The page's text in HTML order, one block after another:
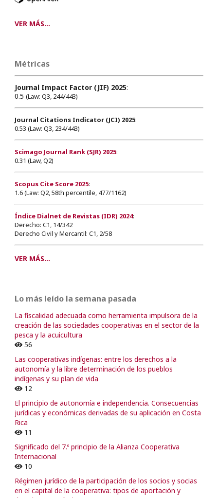
VER MÁS...
Métricas
Journal Impact Factor (JIF) 2025:
0.5 (Law: Q3, 244/443)
Journal Citations Indicator (JCI) 2025:
0.53 (Law: Q3, 234/443)
Scimago Journal Rank (SJR) 2025:
0.31 (Law, Q2)
Scopus Cite Score 2025:
1.6 (Law: Q2, 58th percentile, 477/1162)
Índice Dialnet de Revistas (IDR) 2024:
Derecho: C1, 14/342
Derecho Civil y Mercantil: C1, 2/58
VER MÁS...
Lo más leído la semana pasada
La fiscalidad adecuada como herramienta impulsora de la
creación de las sociedades cooperativas en el sector de la
pesca y la acuicultura
56
Las cooperativas indígenas: entre los derechos a la
autonomía y la libre determinación de los pueblos
indígenas y su plan de vida
12
El principio de autonomía e independencia. Consecuencias
jurídicas y económicas derivadas de su aplicación en Costa
Rica
11
Significado del 7.º principio de la Alianza Cooperativa
Internacional
10
Régimen jurídico de la participación de los socios y socias
en el capital de la cooperativa: tipos de aportación y